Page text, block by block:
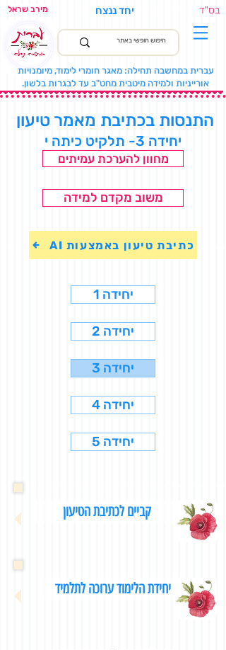
מירב שראל יחד ננצח בס"ד
עברית במחשבה תחילה: מאגר חומרי לימוד, מיומנויות
אורייניות ולמידה מיטבית מחט"ב עד לבגרות בלשון.
משוב מקדם למידה
מחוון להערכת עמיתים
התנסות בכתיבת מאמר טיעון
יחידה 3- תלקיט כיתה י
כתיבת טיעון באמצעות AI
יחידה 1
יחידה 2
יחידה 3
יחידה 4
יחידה 5
קביים לכתיבת הטיעון
יחידת הלימוד ערוכה לתלמיד